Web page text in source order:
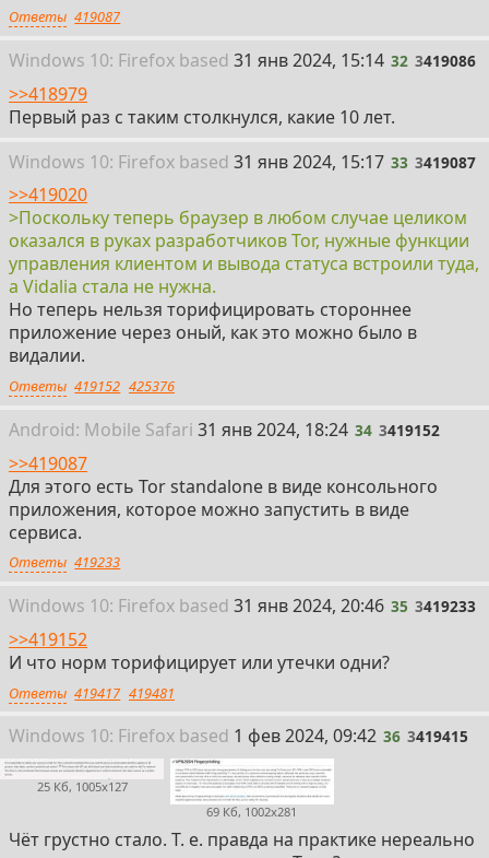
Ответы 419087
Windows 10: Firefox based 32
31 янв 2024, 15:14 32 3419086
>>418979
Первый раз с таким столкнулся, какие 10 лет.
Windows 10: Firefox based 33
31 янв 2024, 15:17 33 3419087
>>419020
>Поскольку теперь браузер в любом случае целиком
оказался в руках разработчиков Tor, нужные функции
управления клиентом и вывода статуса встроили туда,
а Vidalia стала не нужна.
Но теперь нельзя торифицировать стороннее
приложение через оный, как это можно было в
видалии.
Ответы 419152 425376
Android: Mobile Safari 34
31 янв 2024, 18:24 34 3419152
>>419087
Для этого есть Tor standalone в виде консольного
приложения, которое можно запустить в виде
сервиса.
Ответы 419233
Windows 10: Firefox based 35
31 янв 2024, 20:46 35 3419233
>>419152
И что норм торифицирует или утечки одни?
Ответы 419417 419481
Windows 10: Firefox based 36
1 фев 2024, 09:42 36 3419415
25 Кб, 1005x127
69 Кб, 1002x281
Чёт грустно стало. Т. е. правда на практике нереально